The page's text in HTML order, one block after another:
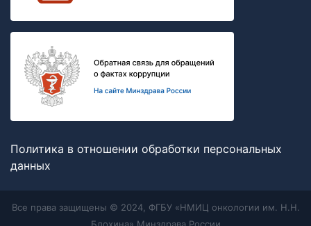
Политика в отношении обработки персональных
данных
Все права защищены © 2024, ФГБУ «НМИЦ онкологии им. Н.Н.
Блохина» Минздрава России